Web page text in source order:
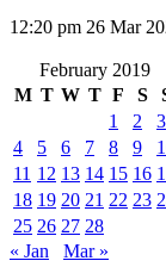
12:20 pm 26 Mar
February 2019
M T W T F S
1
2
3
4
5 6 7 8 9
11 12 13 14 15 16
18 19 20 21 22 23
25 26 27 28
« Jan
Mar »